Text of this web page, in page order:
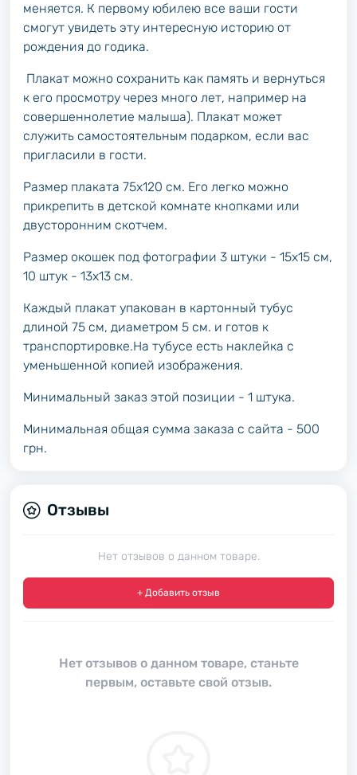
меняется. К первому юбилею все ваши гости
смогут увидеть эту интересную историю от
рождения до годика.
Плакат можно сохранить как память и вернуться
к его просмотру через много лет, например на
совершеннолетие малыша). Плакат может
служить самостоятельным подарком, если вас
пригласили в гости.
Размер плаката 75х120 см. Его легко можно
прикрепить в детской комнате кнопками или
двусторонним скотчем.
Размер окошек под фотографии 3 штуки - 15х15 см,
10 штук - 13х13 см.
Каждый плакат упакован в картонный тубус
длиной 75 см, диаметром 5 см. и готов к
транспортировке.На тубусе есть наклейка с
уменьшенной копией изображения.
Минимальный заказ этой позиции - 1 штука.
Минимальная общая сумма заказа с сайта - 500
грн.
Отзывы
Нет отзывов о данном товаре.
+ Добавить отзыв
Нет отзывов о данном товаре, станьте
первым, оставьте свой отзыв.